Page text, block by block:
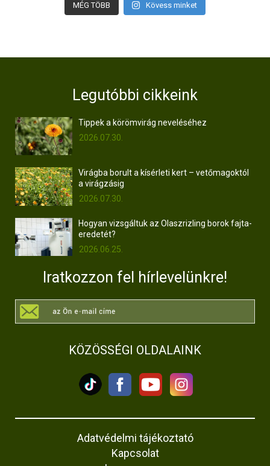
MÉG TÖBB Kövess minket
Legutóbbi cikkeink
Tippek a körömvirág neveléséhez
2026.07.30.
Virágba borult a kísérleti kert – vetőmagoktól
a virágzásig
2026.07.30.
Hogyan vizsgáltuk az Olaszrizling borok fajta-
eredetét?
2026.06.25.
Iratkozzon fel hírlevelünkre!
KÖZÖSSÉGI OLDALAINK
Adatvédelmi tájékoztató
Kapcsolat